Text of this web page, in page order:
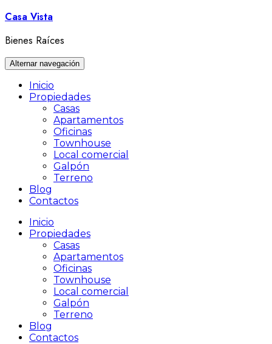
Ir
contenido
Casa Vista
Bienes Raíces
Alternar navegación
Inicio
Propiedades
Casas
Apartamentos
Oficinas
Townhouse
Local comercial
Galpón
Terreno
Blog
Contactos
Inicio
Propiedades
Casas
Apartamentos
Oficinas
Townhouse
Local comercial
Galpón
Terreno
Blog
Contactos